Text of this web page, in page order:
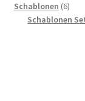
Schablonen 66
Schablonen